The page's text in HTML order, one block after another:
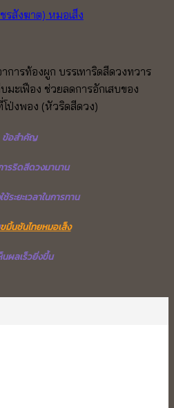
รสังฆาต) หมอเส็ง
฿.
ารท้องผูก บรรเทาริดสีดวงทวาร
มะเฟือง ช่วยลดการอักเสบของ
ป่งพอง (หัวริดสีดวง)
ข้อสำคัญ
รริดสีดวงมานาน
ระยะเวลาในการทาน
ขมิ้นชันไทยหมอเส็ง
นผลเร็วยิ่งขึ้น